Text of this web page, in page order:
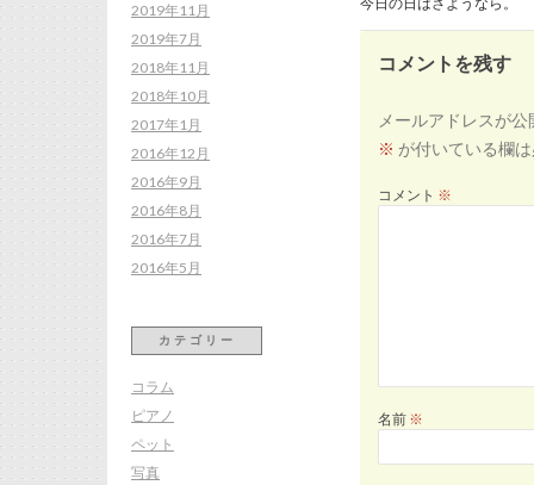
ゲ
シ
コメントを残す
メールアドレスが
※ が付いている欄
コメント ※
名前 ※
2019年11月
2019年7月
2018年11月
2018年10月
2017年1月
2016年12月
2016年9月
2016年8月
2016年7月
2016年5月
カテゴリー
コラム
ピアノ
ペット
写真